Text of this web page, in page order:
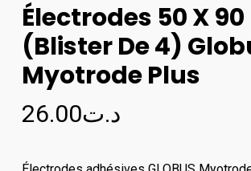
Électrodes 50 X 90
(Blister De 4)
Myotrode Plus
د.ت26.00